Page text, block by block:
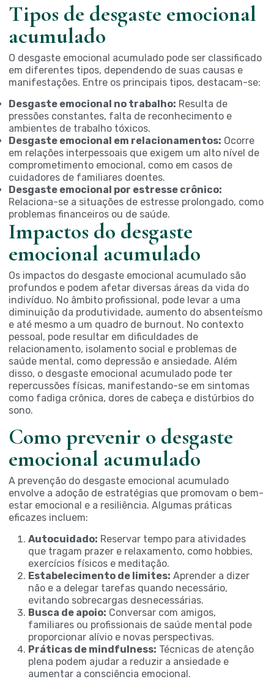
Tipos de desgaste emocional
acumulado
O desgaste emocional acumulado pode ser classificado
em diferentes tipos, dependendo de suas causas e
manifestações. Entre os principais tipos, destacam-se:
Desgaste emocional no trabalho: Resulta de
pressões constantes, falta de reconhecimento e
ambientes de trabalho tóxicos.
Desgaste emocional em relacionamentos: Ocorre
em relações interpessoais que exigem um alto nível de
comprometimento emocional, como em casos de
cuidadores de familiares doentes.
Desgaste emocional por estresse crônico:
Relaciona-se a situações de estresse prolongado, como
problemas financeiros ou de saúde.
Impactos do desgaste
emocional acumulado
Os impactos do desgaste emocional acumulado são
profundos e podem afetar diversas áreas da vida do
indivíduo. No âmbito profissional, pode levar a uma
diminuição da produtividade, aumento do absenteísmo
e até mesmo a um quadro de burnout. No contexto
pessoal, pode resultar em dificuldades de
relacionamento, isolamento social e problemas de
saúde mental, como depressão e ansiedade. Além
disso, o desgaste emocional acumulado pode ter
repercussões físicas, manifestando-se em sintomas
como fadiga crônica, dores de cabeça e distúrbios do
sono.
Como prevenir o desgaste
emocional acumulado
A prevenção do desgaste emocional acumulado
envolve a adoção de estratégias que promovam o bem-
estar emocional e a resiliência. Algumas práticas
eficazes incluem:
Autocuidado: Reservar tempo para atividades
que tragam prazer e relaxamento, como hobbies,
exercícios físicos e meditação.
Estabelecimento de limites: Aprender a dizer
não e a delegar tarefas quando necessário,
evitando sobrecargas desnecessárias.
Busca de apoio: Conversar com amigos,
familiares ou profissionais de saúde mental pode
proporcionar alívio e novas perspectivas.
Práticas de mindfulness: Técnicas de atenção
plena podem ajudar a reduzir a ansiedade e
aumentar a consciência emocional.